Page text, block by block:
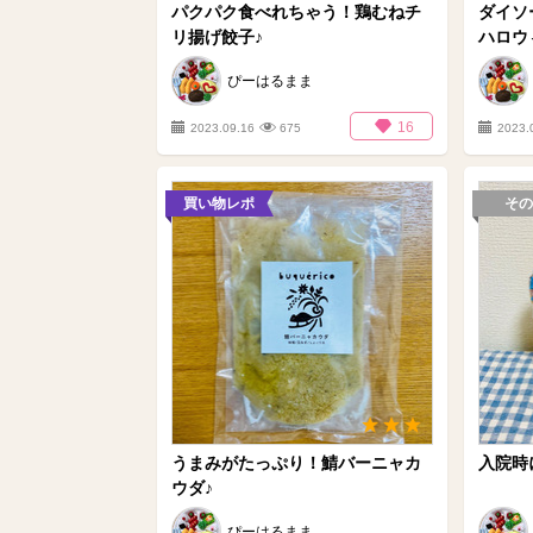
パクパク食べれちゃう！鶏むねチ
リ揚げ餃子♪
ぴーはるまま
2023.09.16 675 16
ダイ
ハロウ
買い物レポ
うまみがたっぷり！鯖バーニャカ
ウダ♪
そ
入院